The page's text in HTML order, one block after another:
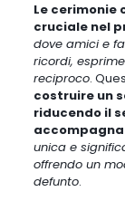
Le cerimonie
cruciale nel
dove amici e
ricordi,
reciproco.
costruire un
riducendo il
unica e
offrendo un
defunto.